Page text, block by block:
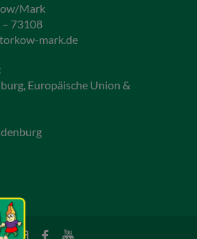
Mark
– 73108
mark.de